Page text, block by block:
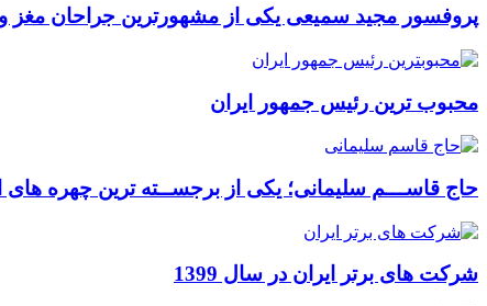
پروفسور مجید سمیعی یکی از مشهورترین جراحان مغز
محبوب ترین رئیس جمهور ایران
حاج قاســـم سلیمانی؛ یکی از برجســته ترین چهره های
شرکت های برتر ایران در سال 1399